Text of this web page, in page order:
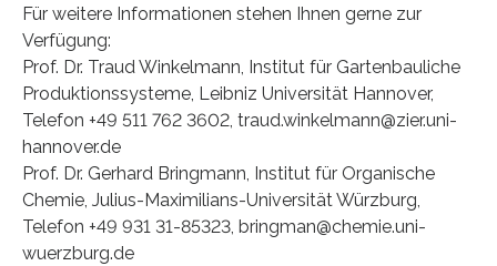
Für weitere Informationen stehen Ihnen gerne zur
Verfügung:
Prof. Dr. Traud Winkelmann, Institut für Gartenbauliche
Produktionssysteme, Leibniz Universität Hannover,
Telefon +49 511 762 3602, traud.winkelmann@zier.uni-
hannover.de
Prof. Dr. Gerhard Bringmann, Institut für Organische
Chemie, Julius-Maximilians-Universität Würzburg,
Telefon +49 931 31-85323, bringman@chemie.uni-
wuerzburg.de